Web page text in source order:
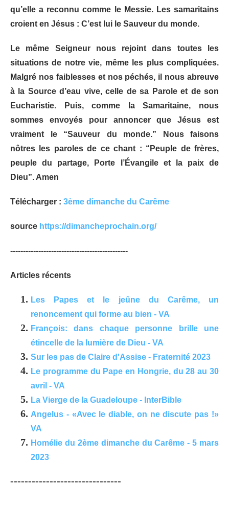
qu’elle a reconnu comme le Messie. Les samaritains
croient en Jésus : C’est lui le Sauveur du monde.
Le même Seigneur nous rejoint dans toutes les
situations de notre vie, même les plus compliquées.
Malgré nos faiblesses et nos péchés, il nous abreuve
à la Source d’eau vive, celle de sa Parole et de son
Eucharistie. Puis, comme la Samaritaine, nous
sommes envoyés pour annoncer que Jésus est
vraiment le “Sauveur du monde.” Nous faisons
nôtres les paroles de ce chant : “Peuple de frères,
peuple du partage, Porte l’Évangile et la paix de
Dieu”. Amen
Télécharger : 3ème dimanche du Carême
source https://dimancheprochain.org/
----------------------------------------------
Articles récents
Les Papes et le jeûne du Carême, un
renoncement qui forme au bien - VA
François: dans chaque personne brille une
étincelle de la lumière de Dieu - VA
Sur les pas de Claire d'Assise - Fraternité 2023
Le programme du Pape en Hongrie, du 28 au 30
avril - VA
La Vierge de la Guadeloupe - InterBible
Angelus - «Avec le diable, on ne discute pas !»
VA
Homélie du 2ème dimanche du Carême - 5 mars
2023
-------------------------------